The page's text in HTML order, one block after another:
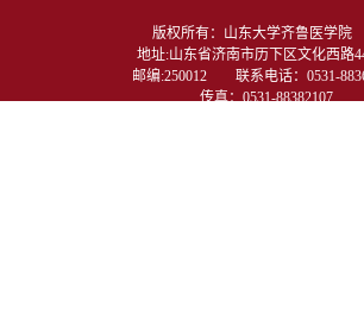
版权所有：山东大学齐鲁医学
地址:山东省济南市历下区文化西路
邮编:250012　　联系电话：0531-
传真：0531-88382107